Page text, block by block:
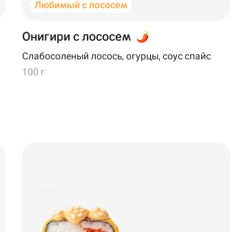
Любимый с лососем
Онигири с лососем
Слабосоленый лосось, огурцы, соус спайс
100 г